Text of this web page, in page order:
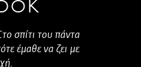
σπίτι του πάντα
έμαθε να ζει με